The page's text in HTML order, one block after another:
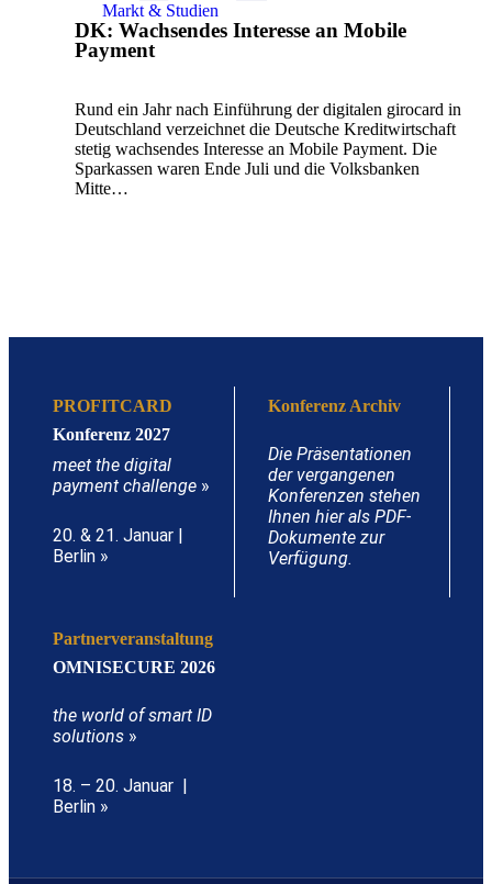
Markt & Studien
DK: Wachsendes Interesse an Mobile
Payment
Rund ein Jahr nach Einführung der digitalen girocard in
Deutschland verzeichnet die Deutsche Kreditwirtschaft
stetig wachsendes Interesse an Mobile Payment. Die
Sparkassen waren Ende Juli und die Volksbanken
Mitte…
PROFITCARD
Konferenz 2027
meet the digital
payment challenge »
20. & 21. Januar |
Berlin »
Konferenz Archiv
Die Präsentationen
der vergangenen
Konferenzen stehen
Ihnen hier als PDF-
Dokumente zur
Verfügung.
Partnerveranstaltung
OMNISECURE 2026
the world of smart ID
solutions »
18. – 20. Januar |
Berlin »